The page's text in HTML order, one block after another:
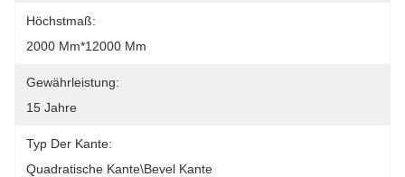
Höchstmaß:
2000 Mm*12000 Mm
Gewährleistung:
15 Jahre
Typ Der Kante:
Quadratische Kante\Bevel Kante